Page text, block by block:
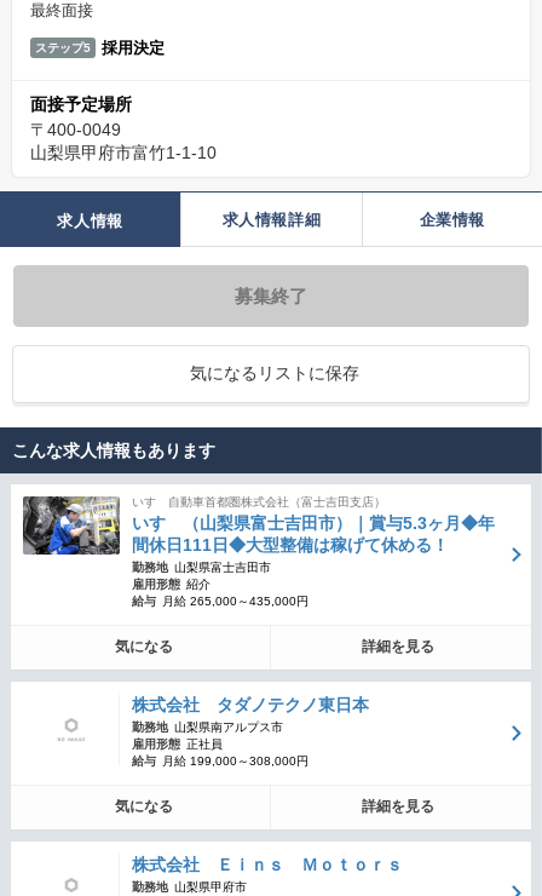
最終面接
ステップ5 採用決定
面接予定場所
〒400-0049
山梨県甲府市富竹1-1-10
求人情報 求人情報詳細 企業情報
募集終了
気になるリストに保存
こんな求人情報もあります
いすゞ自動車首都圏株式会社（富士吉田支店）
いすゞ（山梨県富士吉田市）｜賞与5.3ヶ月◆年
間休日111日◆大型整備は稼げて休める！
勤務地 山梨県富士吉田市
雇用形態 紹介
給与
月給 265,000～435,000円
気になる 詳細を見る
株式会社 タダノテクノ東日本
勤務地 山梨県南アルプス市
雇用形態 正社員
給与
月給 199,000～308,000円
気になる 詳細を見る
株式会社 Ｅｉｎｓ Ｍｏｔｏｒｓ
勤務地 山梨県甲府市